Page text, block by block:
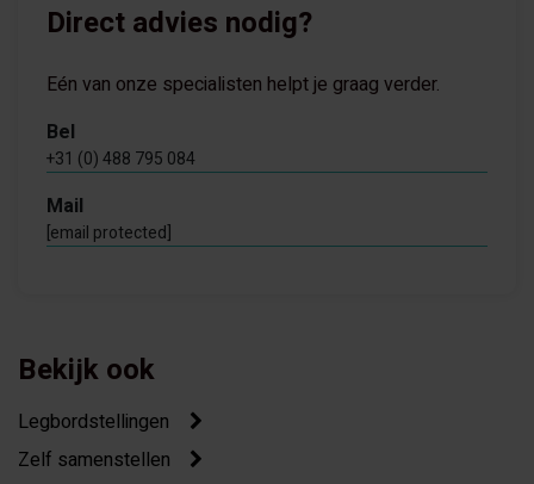
Direct advies nodig?
Eén van onze specialisten helpt je graag verder.
Bel
+31 (0) 488 795 084
Mail
[email protected]
Bekijk ook
Legbordstellingen
Zelf samenstellen